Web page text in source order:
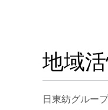
地域
日東紡グルー